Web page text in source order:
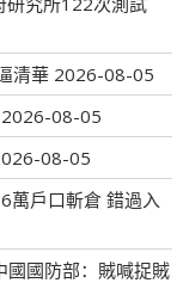
清華 2026-08-05
2026-08-05
08-05
萬戶口斬倉 錯過入
國國防部：賊喊捉賊